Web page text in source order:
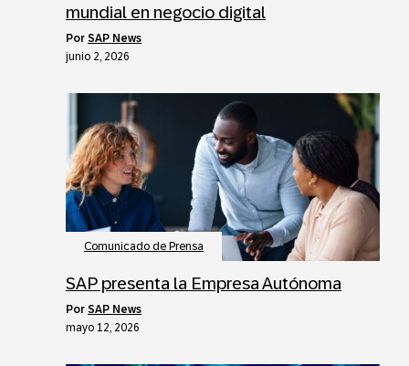
mundial en negocio digital
por SAP News
junio 2, 2026
Comunicado de Prensa
SAP presenta la Empresa Autónoma
por SAP News
mayo 12, 2026